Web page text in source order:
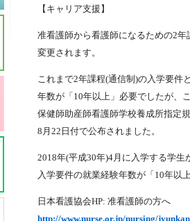
【キャリア支援】
准看護師から看護師になるための2
変更されます。
これまで2年課程(通信制)の入学要件
年数が「10年以上」必要でしたが、
保健師助産師看護師学校養成所指定
8月22日付で公布されました。
2018年(平成30年)4月に入学する学生
入学要件の就業経験年数が「10年以
日本看護協会HP: 准看護師の方へ
http://www.nurse.or.jp/nursing/